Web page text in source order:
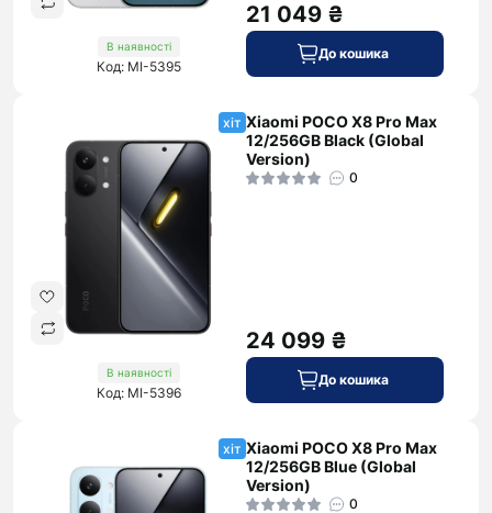
В наявності
Код: MI-5395
21 049 ₴
До кошика
хіт
В наявності
Код: MI-5396
Xiaomi POCO X8 Pro Max
12/256GB Black (Global
Version)
0
24 099 ₴
До кошика
хіт Xiaomi POCO X8 Pro Max
12/256GB Blue (Global
Version)
0